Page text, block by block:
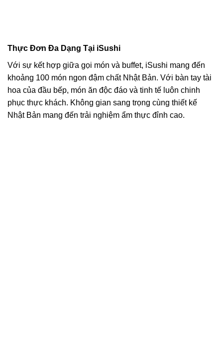
Thực Đơn Đa Dạng Tại iSushi
Với sự kết hợp giữa gọi món và buffet, iSushi mang đến
khoảng 100 món ngon đậm chất Nhật Bản. Với bàn tay tài
hoa của đầu bếp, món ăn độc đáo và tinh tế luôn chinh
phục thực khách. Không gian sang trọng cùng thiết kế
Nhật Bản mang đến trải nghiệm ẩm thực đỉnh cao.